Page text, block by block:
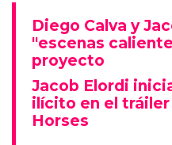
Diego Calva y
"escenas
proyecto
Jacob Elordi
ilícito en el
Horses